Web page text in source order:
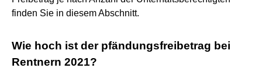
finden Sie in diesem Abschnitt.
Wie hoch ist der pfändungsfreibetrag bei
Rentnern 2021?